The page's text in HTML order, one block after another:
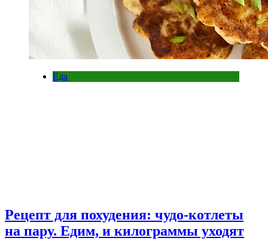
Еда
Рецепт для похудения: чудо-котлеты
на пару. Едим, и килограммы уходят